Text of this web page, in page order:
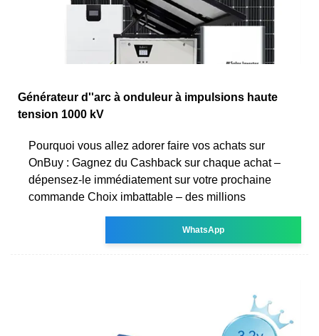
Générateur d''arc à onduleur à impulsions haute
tension 1000 kV
Pourquoi vous allez adorer faire vos achats sur
OnBuy : Gagnez du Cashback sur chaque achat –
dépensez-le immédiatement sur votre prochaine
commande Choix imbattable – des millions
WhatsApp